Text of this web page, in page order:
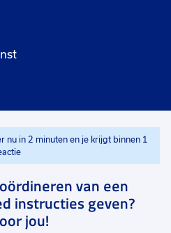
nu in 2 minuten en je krijgt binnen 1
van een
instructies geven?
jou!